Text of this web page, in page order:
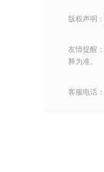
版权声明
友情提醒
释为准。
客服电话